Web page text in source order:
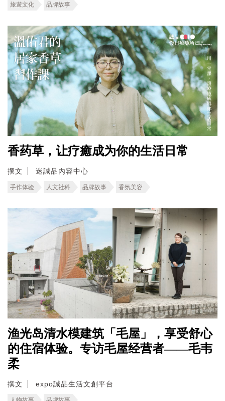
旅遊文化 品牌故事
香药草，让疗癒成为你的生活日常
撰文 迷誠品內容中心
手作体验 人文社科 品牌故事 香氛美容
渔光岛清水模建筑「毛屋」，享受舒心
的住宿体验。专访毛屋经营者——毛韦
柔
撰文 expo誠品生活文創平台